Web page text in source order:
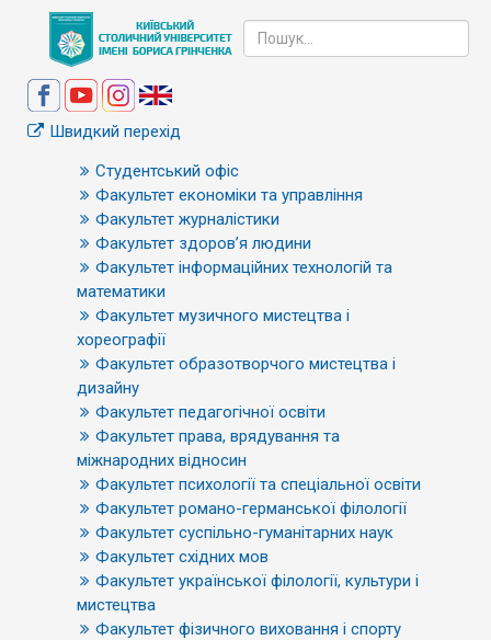
Швидкий перехід
Студентський офіс
Факультет економіки та управління
Факультет журналістики
Факультет здоров’я людини
Факультет інформаційних технологій та
математики
Факультет музичного мистецтва і
хореографії
Факультет образотворчого мистецтва і
дизайну
Факультет педагогічної освіти
Факультет права, врядування та
міжнародних відносин
Факультет психології та спеціальної освіти
Факультет романо-германської філології
Факультет суспільно-гуманітарних наук
Факультет східних мов
Факультет української філології, культури і
мистецтва
Факультет фізичного виховання і спорту